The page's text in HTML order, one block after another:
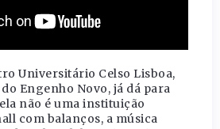
Universitário Celso Lisboa,
Engenho Novo, já dá para
não é uma instituição
com balanços, a música